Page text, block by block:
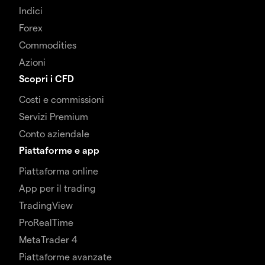
Indici
Forex
Commodities
Azioni
Scopri i CFD
Costi e commissioni
Servizi Premium
Conto aziendale
Piattaforme e app
Piattaforma online
App per il trading
TradingView
ProRealTime
MetaTrader 4
Piattaforme avanzate